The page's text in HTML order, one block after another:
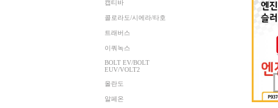
캡티바
콜로라도/시에라/타호
트래버스
이쿼녹스
BOLT EV/BOLT
EUV/VOLT2
올란도
알페온